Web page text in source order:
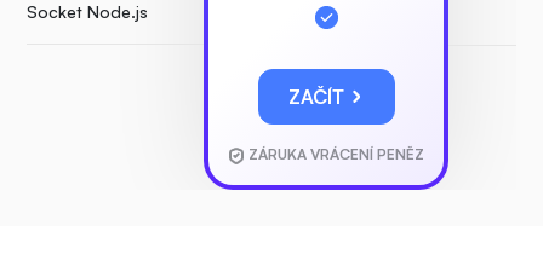
Socket Node.js
ZAČÍT
ZÁRUKA VRÁCENÍ PENĚZ